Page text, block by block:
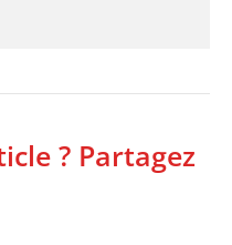
? Partagez